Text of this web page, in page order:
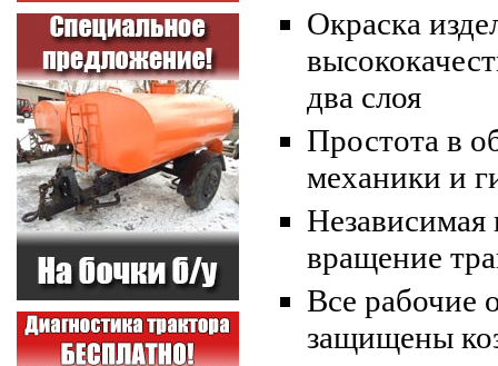
Окраска
два слоя
Простота в
механики и
Независимая
вращение
Все рабочие
защищены